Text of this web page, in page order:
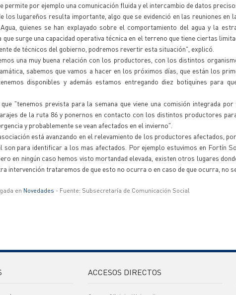
permite por ejemplo una comunicación fluida y el intercambio de datos
los lugareños resulta importante, algo que se evidenció en las reuniones en
quienes se han explayado sobre el comportamiento del agua y la
que surge una capacidad operativa técnica en el terreno que tiene ciertas
de técnicos del gobierno, podremos revertir esta situación", explicó.
una muy buena relación con los productores, con los distintos
sabemos que vamos a hacer en los próximos días, que están los
disponibles y además estamos entregando diez botiquines para
"tenemos prevista para la semana que viene una comisión integrada
de la ruta 86 y ponernos en contacto con los distintos productores
y probablemente se vean afectados en el invierno".
está avanzando en el relevamiento de los productores afectados,
son para identificar a los mas afectados. Por ejemplo estuvimos en Fortín
en ningún caso hemos visto mortandad elevada, existen otros lugares
intervención trataremos de que esto no ocurra o en caso de que ocurra, no
en Novedades - Fuente: Subsecretaría de Comunicación Social
ACCESOS DIRECTOS